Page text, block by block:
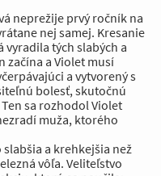
neprežije prvý ročník na
nej samej. Kresanie
tých slabých a
začína a Violet musí
a vytvorený s
bolesť, skutočnú
sa rozhodol Violet
muža, ktorého
a krehkejšia než
vôľa. Veliteľstvo